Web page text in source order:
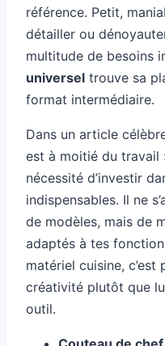
référence. Petit,
détailler ou
multitude de besoins
universel trouve sa
format intermédiaire.
Dans un article
est à moitié du travail
nécessité d’investir
indispensables. Il ne
de modèles, mais de
adaptés à tes
matériel cuisine,
créativité plutôt que
outil.